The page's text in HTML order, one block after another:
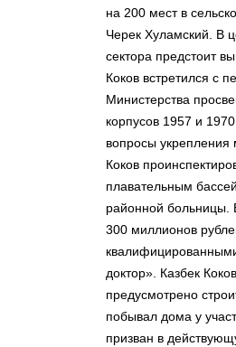
на 200 мест в
Черек Хуламский. В
сектора предстоит
Коков встретился с
Министерства
корпусов 1957 и
вопросы укрепления
Коков
плавательным
районной больницы.
300 миллионов
доктор». Казбек
предусмотрено
побывал дома у
призван в